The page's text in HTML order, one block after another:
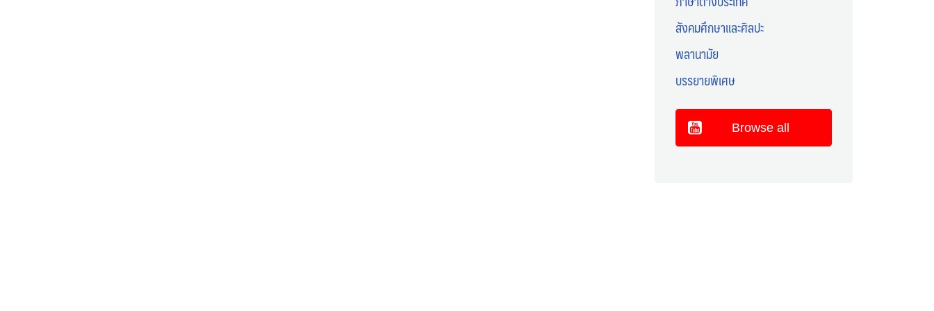
สังคมศึกษาและศิลปะ
พลานามัย
บรรยายพิเศษ
Browse all